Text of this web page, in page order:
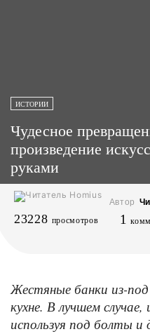
ИСТОРИИ
Чудесное
произведение
руками
Автор
23228 просмотров 1
Жестяные банки из-
кухне. В лучшем
используя под болты и